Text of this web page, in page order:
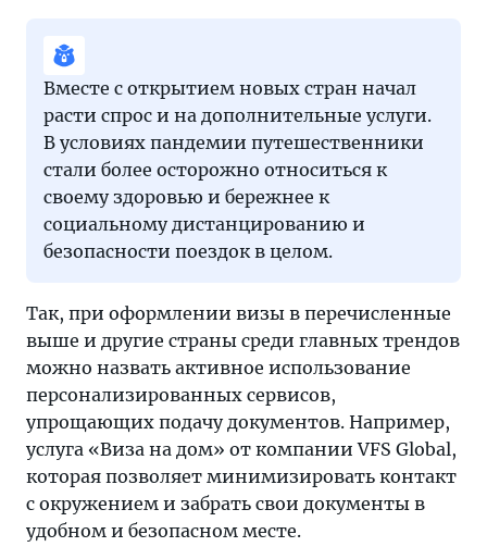
Вместе с открытием новых стран начал
расти спрос и на дополнительные услуги.
В условиях пандемии путешественники
стали более осторожно относиться к
своему здоровью и бережнее к
социальному дистанцированию и
безопасности поездок в целом.
Так, при оформлении визы в перечисленные
выше и другие страны среди главных трендов
можно назвать активное использование
персонализированных сервисов,
упрощающих подачу документов. Например,
услуга «Виза на дом» от компании VFS Global,
которая позволяет минимизировать контакт
с окружением и забрать свои документы в
удобном и безопасном месте.